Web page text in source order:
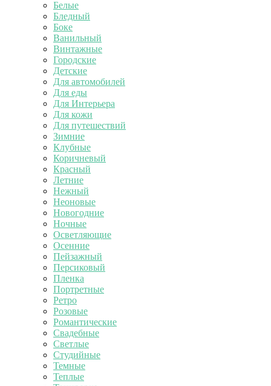
Белые
Бледный
Боке
Ванильный
Винтажные
Городские
Детские
Для автомобилей
Для еды
Для Интерьера
Для кожи
Для путешествий
Зимние
Клубные
Коричневый
Красный
Летние
Нежный
Неоновые
Новогодние
Ночные
Осветляющие
Осенние
Пейзажный
Персиковый
Пленка
Портретные
Ретро
Розовые
Романтические
Свадебные
Светлые
Студийные
Темные
Теплые